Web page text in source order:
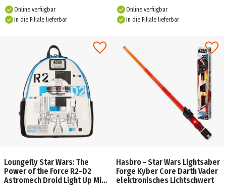
Online verfügbar
In die Filiale lieferbar
Online verfügbar
In die Filiale lieferbar
Loungefly Star Wars: The
Power of the Force R2-D2
Astromech Droid Light Up Mini
Hasbro - Star Wars Lightsaber
Forge Kyber Core Darth Vader
elektronisches Lichtschwert